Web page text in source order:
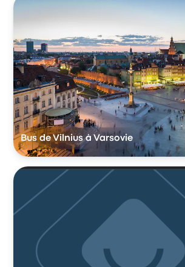
Bus de Vilnius à Varsovie